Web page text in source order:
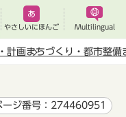
やさしいにほんご Multilingual
計画まちづくり・都市整備
ージ番号：274460951